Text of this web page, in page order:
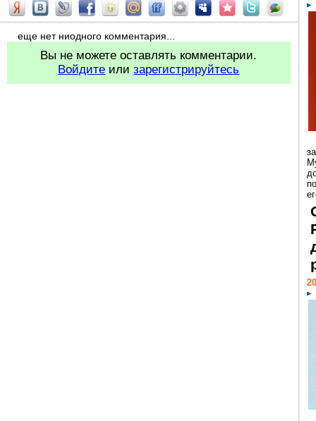
еще нет ниодного комментария...
Вы не можете оставлять комментарии.
Войдите илизарегистрируйтесь